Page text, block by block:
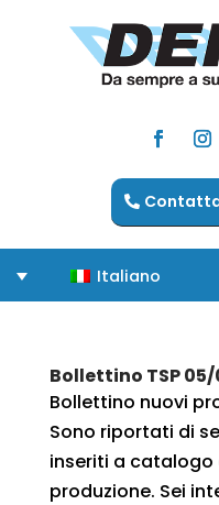
Italiano
Bollettino TSP
Bollettino nuovi
Sono riportati di
inseriti a
produzione. Sei